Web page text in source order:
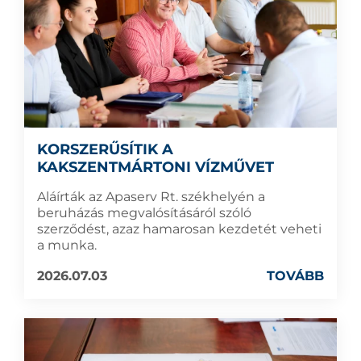
KORSZERŰSÍTIK A
KAKSZENTMÁRTONI VÍZMŰVET
Aláírták az Apaserv Rt. székhelyén a
beruházás megvalósításáról szóló
szerződést, azaz hamarosan kezdetét veheti
a munka.
2026.07.03
TOVÁBB